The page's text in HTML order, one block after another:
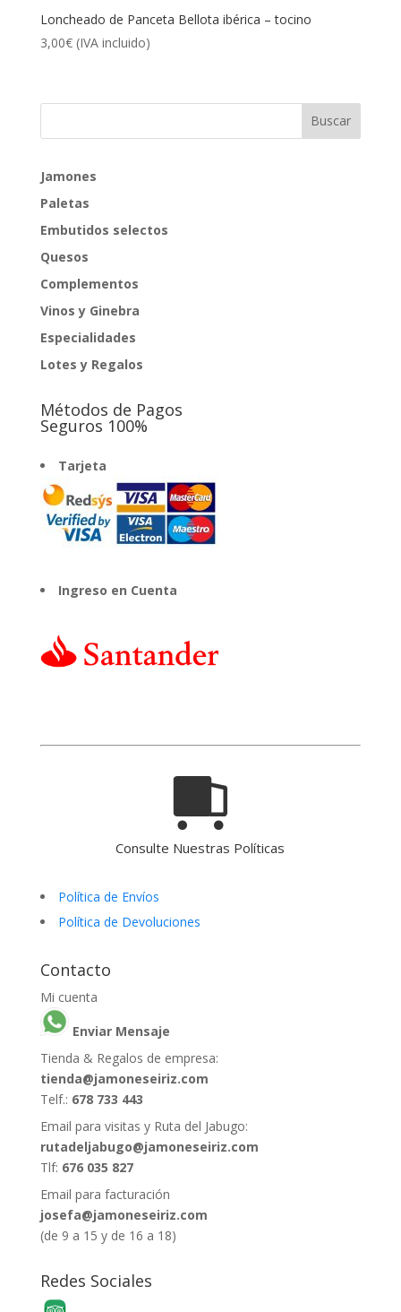
Loncheado de Panceta Bellota ibérica – tocino
3,00€ (IVA incluido)
Jamones
Paletas
Embutidos selectos
Quesos
Complementos
Vinos y Ginebra
Especialidades
Lotes y Regalos
Métodos de Pagos
Seguros 100%
Tarjeta
Ingreso en Cuenta
Consulte Nuestras Políticas
Política de Envíos
Política de Devoluciones
Contacto
Mi cuenta
Enviar Mensaje
Tienda & Regalos de empresa:
tienda@jamoneseiriz.com
Telf.: 678 733 443
Email para visitas y Ruta del Jabugo:
rutadeljabugo@jamoneseiriz.com
Tlf: 676 035 827
Email para facturación
josefa@jamoneseiriz.com
(de 9 a 15 y de 16 a 18)
Redes Sociales